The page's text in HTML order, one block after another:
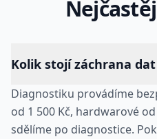
Kolik stojí záchrana
Diagnostiku provádíme
od 1 500 Kč, hardwarové
sdělíme po diagnostice.